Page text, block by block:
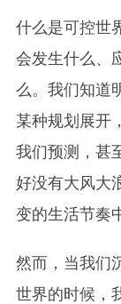
什么是可控世
会发生什么、
么。我们知道
某种规划展开
我们预测，甚
好没有大风大
变的生活节奏
然而，当我们
世界的时候，